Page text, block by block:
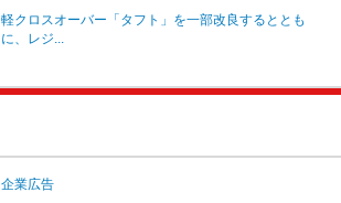
軽クロスオーバー「タフト」を一部改良するととも
に、レジ...
企業広告